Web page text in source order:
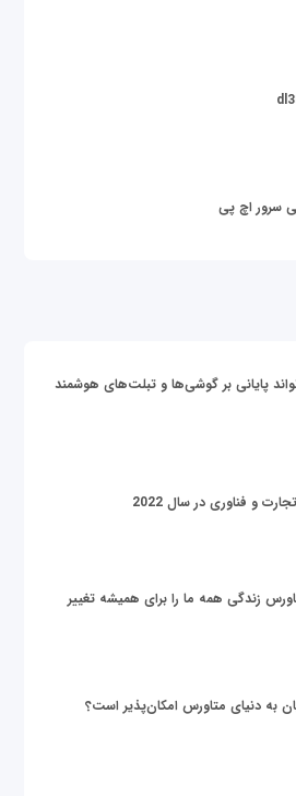
سرور اچ پی
پایانی بر گوشی‌ها و تبلت‌های هوشمند
زندگی همه ما را برای همیشه تغییر
به دنیای متاورس امکان‌پذیر است؟